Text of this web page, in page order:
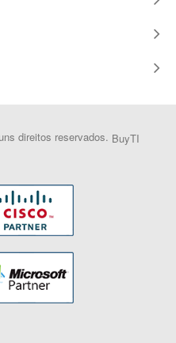
direitos reservados. BuyTI